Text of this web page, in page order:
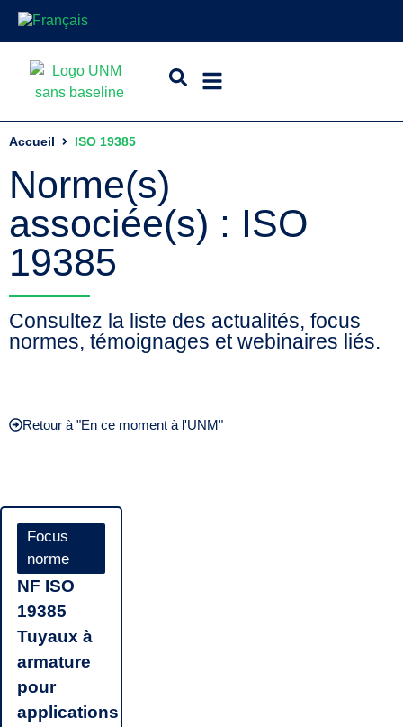
Accueil ISO 19385
Norme(s)
associée(s) : ISO
19385
Consultez la liste des actualités, focus
normes, témoignages et webinaires liés.
Retour à "En ce moment à l'UNM"
Focus
norme
NF ISO
19385
Tuyaux à
armature
pour
applications